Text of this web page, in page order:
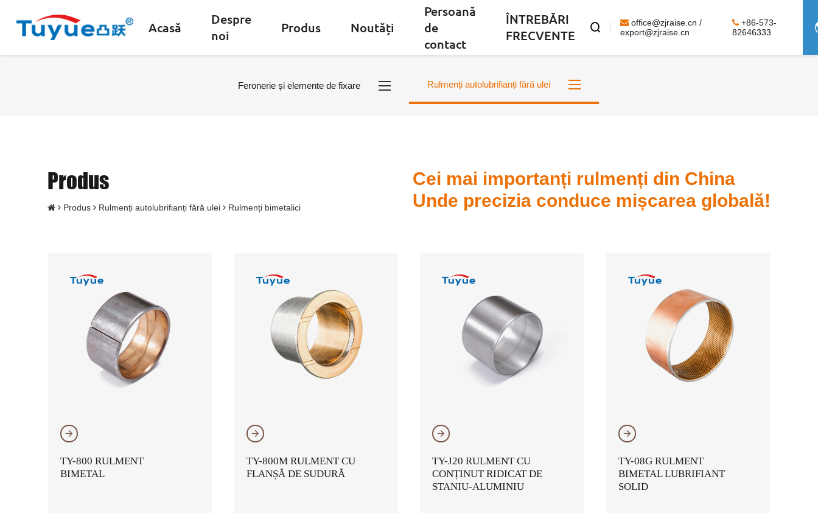
Acasă
Despre
noi
Produs Noutăți
Persoană
de
contact
ÎNTREBĂRI
FRECVENTE

office@zjraise.cn /
export@zjraise.cn
+86-573-
82646333
Feronerie și elemente de fixare Rulmenți autolubrifianți fără ulei
Produs
Produs Rulmenți autolubrifianți fără ulei Rulmenți bimetalici
Cei mai importanți rulmenți din China
Unde precizia conduce mișcarea globală!
𐃔
TY-800 RULMENT
BIMETAL
𐃔
TY-800M RULMENT CU
FLANȘĂ DE SUDURĂ
𐃔
TY-J20 RULMENT CU
CONȚINUT RIDICAT DE
STANIU-ALUMINIU
𐃔
TY-08G RULMENT
BIMETAL LUBRIFIANT
SOLID